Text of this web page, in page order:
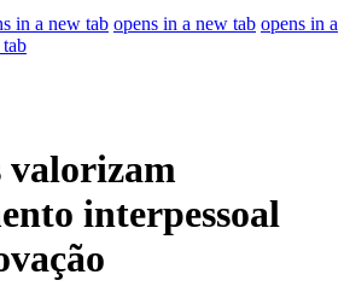
in a new tab opens in a new tab opens in a
valorizam
interpessoal